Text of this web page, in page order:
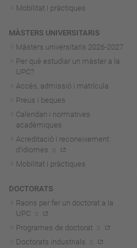
Mobilitat i pràctiques
MÀSTERS UNIVERSITARIS
Màsters universitaris 2026-2027
Per què estudiar un màster a la
UPC?
Accés, admissió i matrícula
Preus i beques
Calendari i normatives
acadèmiques
Acreditació i reconeixement
d'idiomes
Mobilitat i pràctiques
DOCTORATS
Raons per fer un doctorat a la
UPC
Programes de doctorat
Doctorats industrials